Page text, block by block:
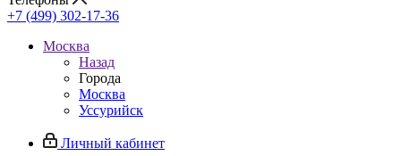
+7 (499) 302-17-36
Москва
Назад
Города
Москва
Уссурийск
Личный кабинет